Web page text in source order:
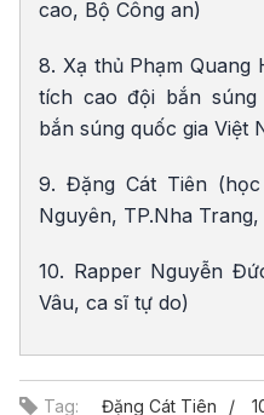
cao, Bộ Công an)
8. Xạ thủ Phạm
tích cao đội bắn
bắn súng quốc gia Việt
9. Đặng Cát Tiên
Nguyên, TP.Nha
10. Rapper Nguyễn
Vâu, ca sĩ tự do)
Tag: Đặng Cát Tiên